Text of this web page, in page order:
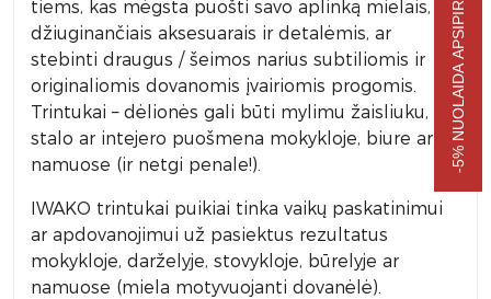
tiems, kas mėgsta puošti savo aplinką mielais, akį
džiuginančiais aksesuarais ir detalėmis, ar
stebinti draugus / šeimos narius subtiliomis ir
originaliomis dovanomis įvairiomis progomis.
Trintukai – dėlionės gali būti mylimu žaisliuku,
stalo ar intejero puošmena mokykloje, biure ar
namuose (ir netgi penale!).
IWAKO trintukai puikiai tinka vaikų paskatinimui
ar apdovanojimui už pasiektus rezultatus
mokykloje, darželyje, stovykloje, būrelyje ar
namuose (miela motyvuojanti dovanėlė).
-5% NUOLAIDA APSIPIRKIMUI